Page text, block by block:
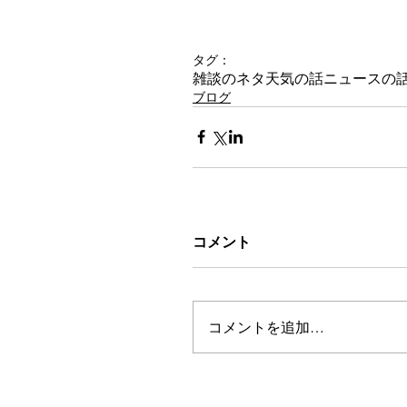
タグ：
雑談のネタ天気の話ニュースの
ブログ
コメント
コメントを追加…